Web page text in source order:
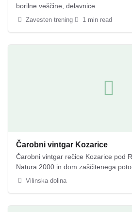
borilne veščine, delavnice
Zavesten trening 1 min read
Čarobni vintgar Kozarice
Čarobni vintgar rečice Kozarice pod
Natura 2000 in dom zaščitenega
Vilinska dolina